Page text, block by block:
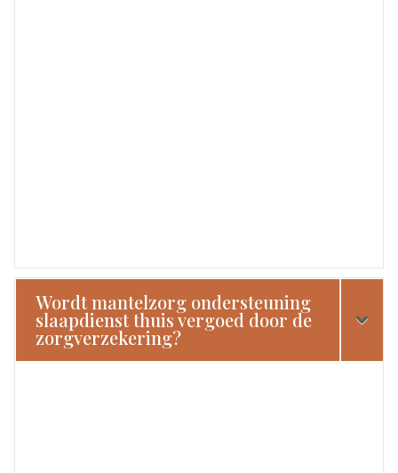
Wordt mantelzorg ondersteuning
slaapdienst thuis vergoed door de
zorgverzekering?